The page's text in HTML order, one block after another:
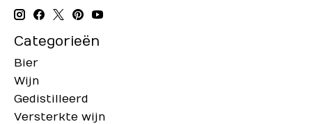
Categorieën
Bier
Wijn
Gedistilleerd
Versterkte wijn